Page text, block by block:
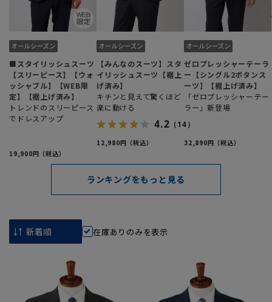
■スタイリッシュスーツ
【スリーピース】【ウォ
ッシャブル】【WEB限
定】【裾上げ済み】
トレンドのスリーピース
でドレスアップ
19,900円
【みんなのスーツ】スタ
イリッシュスーツ【裾上
げ済み】
キチンと見えて驚くほど
楽に動ける
4.2 （14）
12,980円
ゼロプレッシャーテーラ
ー【シングル2ボタンス
ーツ】【裾上げ済み】
「ゼロプレッシャーテー
ラー」新登場
32,890円
ランキングをもっと見る
在庫ありのみを表示